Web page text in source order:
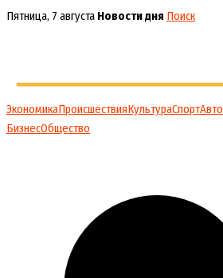
Перейти
Пятница, 7 августа Новости дня Поиск
ЭкономикаПроисшествияКультураСпортАвто
БизнесОбщество